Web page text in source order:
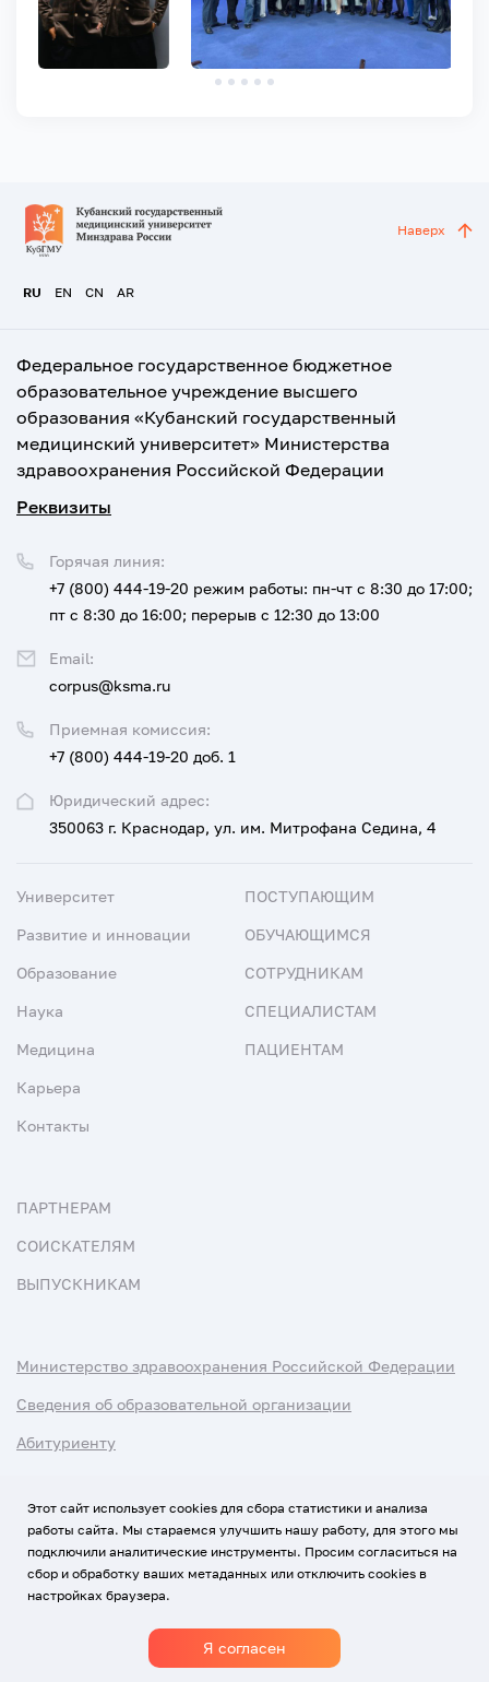
RU EN CN AR
Наверх
Федеральное государственное бюджетное
образовательное учреждение высшего
образования «Кубанский государственный
медицинский университет» Министерства
здравоохранения Российской Федерации
Реквизиты
Юридический адрес:
350063 г. Краснодар, ул. им. Митрофана Седина, 4
Приемная комиссия:
+7 (800) 444-19-20 доб. 1
Горячая линия:
+7 (800) 444-19-20 режим работы: пн-чт с 8:30 до 17:00;
пт с 8:30 до 16:00; перерыв с 12:30 до 13:00
Email:
corpus@ksma.ru
Университет
Развитие и инновации
Образование
Наука
Медицина
Карьера
Контакты
ПОСТУПАЮЩИМ
ОБУЧАЮЩИМСЯ
СОТРУДНИКАМ
СПЕЦИАЛИСТАМ
ПАЦИЕНТАМ
ПАРТНЕРАМ
СОИСКАТЕЛЯМ
ВЫПУСКНИКАМ
Министерство здравоохранения Российской Федерации
Сведения об образовательной организации
Абитуриенту
Использование Cookies
Политика обработки персональных данных
© Все права защищены
Этот сайт использует cookies для сбора статистики и анализа
работы сайта. Мы стараемся улучшить нашу работу, для этого мы
подключили аналитические инструменты. Просим согласиться на
сбор и обработку ваших метаданных или отключить cookies в
настройках браузера.
Я согласен